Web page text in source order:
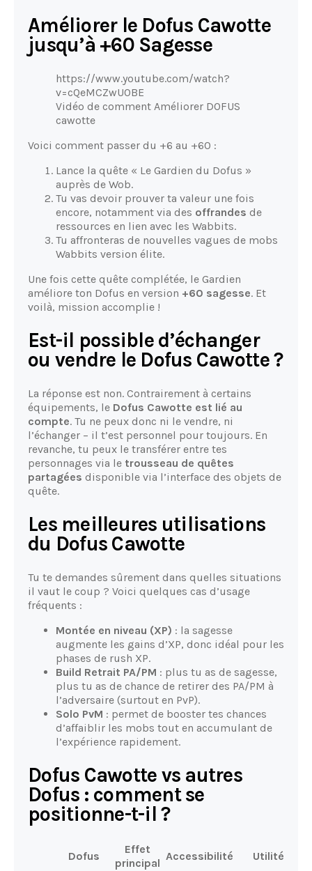
Améliorer le Dofus Cawotte
jusqu’à +60 Sagesse
https://www.youtube.com/watch?
v=cQeMCZwU0BE
Vidéo de comment Améliorer DOFUS
cawotte
Voici comment passer du +6 au +60 :
Lance la quête « Le Gardien du Dofus »
auprès de Wob.
Tu vas devoir prouver ta valeur une fois
encore, notamment via des offrandes de
ressources en lien avec les Wabbits.
Tu affronteras de nouvelles vagues de mobs
Wabbits version élite.
Une fois cette quête complétée, le Gardien
améliore ton Dofus en version +60 sagesse. Et
voilà, mission accomplie !
Est-il possible d’échanger
ou vendre le Dofus Cawotte ?
La réponse est non. Contrairement à certains
équipements, le Dofus Cawotte est lié au
compte. Tu ne peux donc ni le vendre, ni
l’échanger – il t’est personnel pour toujours. En
revanche, tu peux le transférer entre tes
personnages via le trousseau de quêtes
partagées disponible via l’interface des objets de
quête.
Les meilleures utilisations
du Dofus Cawotte
Tu te demandes sûrement dans quelles situations
il vaut le coup ? Voici quelques cas d’usage
fréquents :
Montée en niveau (XP) : la sagesse
augmente les gains d’XP, donc idéal pour les
phases de rush XP.
Build Retrait PA/PM : plus tu as de sagesse,
plus tu as de chance de retirer des PA/PM à
l’adversaire (surtout en PvP).
Solo PvM : permet de booster tes chances
d’affaiblir les mobs tout en accumulant de
l’expérience rapidement.
Dofus Cawotte vs autres
Dofus : comment se
positionne-t-il ?
Dofus
Effet
principal
Accessibilité
Utilité